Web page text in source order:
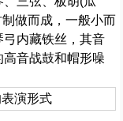
做而成，一般小而
内藏铁丝，其音
音战鼓和帽形噪
演形式